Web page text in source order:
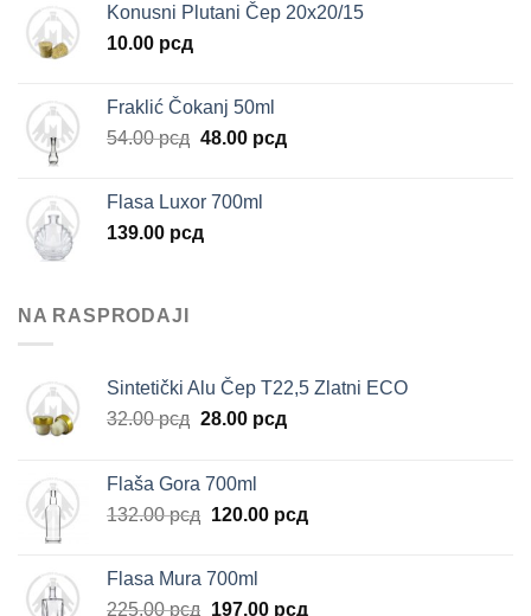
Konusni Plutani Čep 20x20/15
10.00 рсд
Fraklić Čokanj 50ml
54.00рсд Originalna
bila:
54.00 рсд.
48.00 рсдTrenutna
Flasa Luxor 700ml
139.00 рсд
NA RASPRODAJI
Sintetički Alu Čep T22,5 Zlatni ECO
32.00рсд Originalna
bila:
32.00 рсд.
28.00 рсдTrenutna
Flaša Gora 700ml
132.00рсд Originalna
bila:
120.00 рсдTrenutna
Flasa Mura 700ml
225.00рсд Originalna
197.00 рсдTrenutna